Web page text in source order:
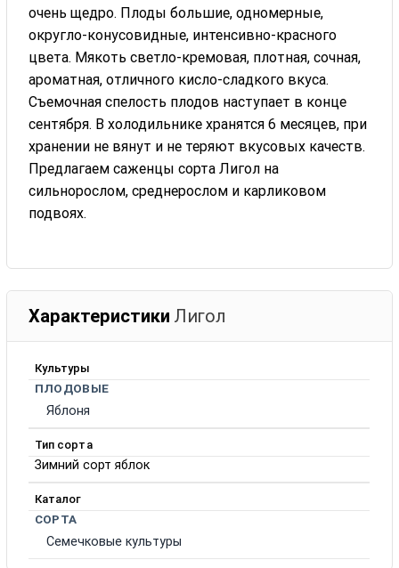
очень щедро. Плоды большие, одномерные,
округло-конусовидные, интенсивно-красного
цвета. Мякоть светло-кремовая, плотная, сочная,
ароматная, отличного кисло-сладкого вкуса.
Съемочная спелость плодов наступает в конце
сентября. В холодильнике хранятся 6 месяцев, при
хранении не вянут и не теряют вкусовых качеств.
Предлагаем саженцы сорта Лигол на
сильнорослом, среднерослом и карликовом
подвоях.
Характеристики Лигол
Культуры
ПЛОДОВЫЕ
Яблоня
Тип сорта
Зимний сорт яблок
Каталог
СОРТА
Семечковые культуры